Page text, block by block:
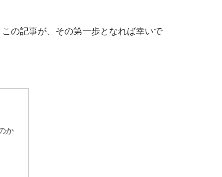
の記事が、その第一歩となれば幸いで
か